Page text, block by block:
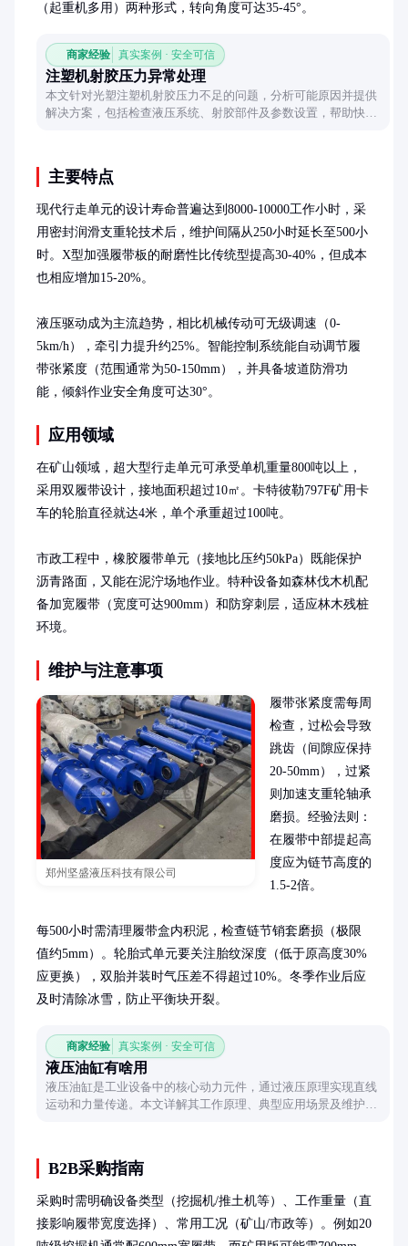
（起重机多用）两种形式，转向角度可达35-45°。
商家经验 真实案例 · 安全可信
注塑机射胶压力异常处理
本文针对光塑注塑机射胶压力不足的问题，分析可能原因并提供
解决方案，包括检查液压系统、射胶部件及参数设置，帮助快速
主要特点
现代行走单元的设计寿命普遍达到8000-10000工作小时，采
用密封润滑支重轮技术后，维护间隔从250小时延长至500小
时。X型加强履带板的耐磨性比传统型提高30-40%，但成本
也相应增加15-20%。
液压驱动成为主流趋势，相比机械传动可无级调速（0-
5km/h），牵引力提升约25%。智能控制系统能自动调节履
带张紧度（范围通常为50-150mm），并具备坡道防滑功
能，倾斜作业安全角度可达30°。
应用领域
在矿山领域，超大型行走单元可承受单机重量800吨以上，
采用双履带设计，接地面积超过10㎡。卡特彼勒797F矿用卡
车的轮胎直径就达4米，单个承重超过100吨。
市政工程中，橡胶履带单元（接地比压约50kPa）既能保护
沥青路面，又能在泥泞场地作业。特种设备如森林伐木机配
备加宽履带（宽度可达900mm）和防穿刺层，适应林木残桩
环境。
维护与注意事项
郑州坚盛液压科技有限公司
履带张紧度需每周
检查，过松会导致
跳齿（间隙应保持
20-50mm），过紧
则加速支重轮轴承
磨损。经验法则：
在履带中部提起高
度应为链节高度的
1.5-2倍。
每500小时需清理履带盒内积泥，检查链节销套磨损（极限
值约5mm）。轮胎式单元要关注胎纹深度（低于原高度30%
应更换），双胎并装时气压差不得超过10%。冬季作业后应
及时清除冰雪，防止平衡块开裂。
商家经验 真实案例 · 安全可信
液压油缸有啥用
液压油缸是工业设备中的核心动力元件，通过液压原理实现直线
运动和力量传递。本文详解其工作原理、典型应用场景及维护要
B2B采购指南
采购时需明确设备类型（挖掘机/推土机等）、工作重量（直
接影响履带宽度选择）、常用工况（矿山/市政等）。例如20